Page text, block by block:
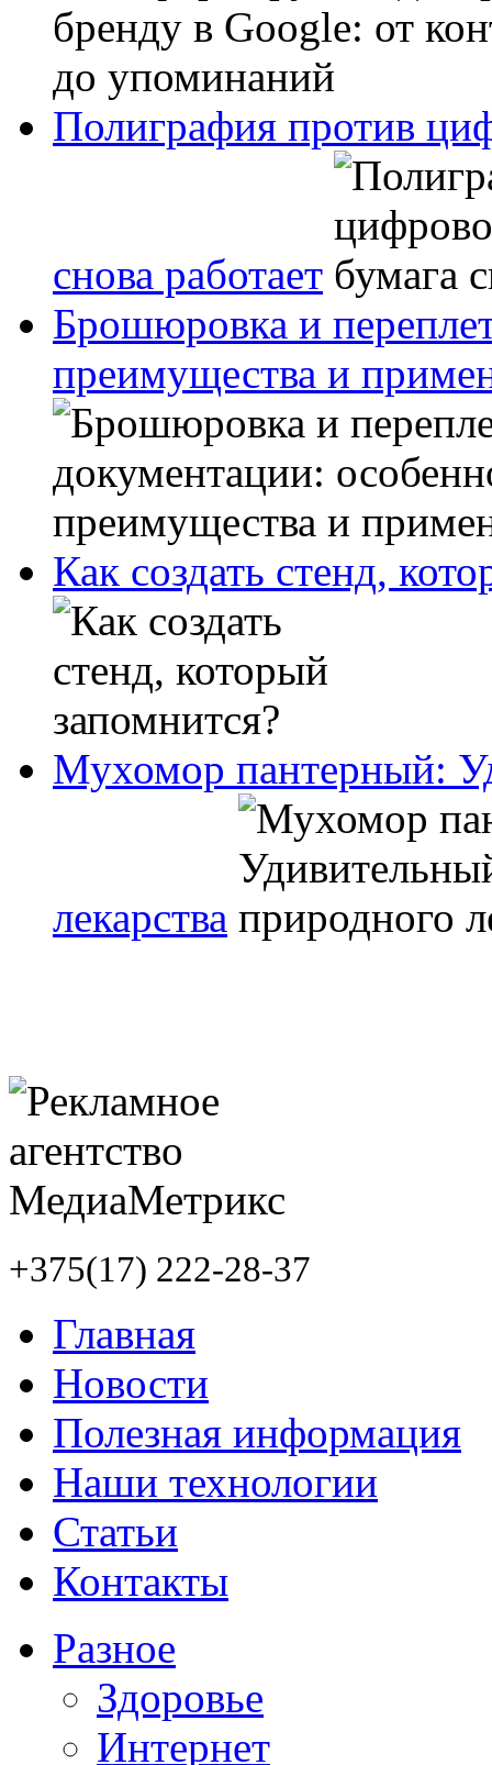
Полиграфия против
снова работает
Брошюровка и
преимущества и
Как создать стенд,
Мухомор пантерный:
лекарства
+375(17) 222-28-37
Главная
Новости
Полезная информация
Наши технологии
Статьи
Контакты
Разное
Здоровье
Интернет